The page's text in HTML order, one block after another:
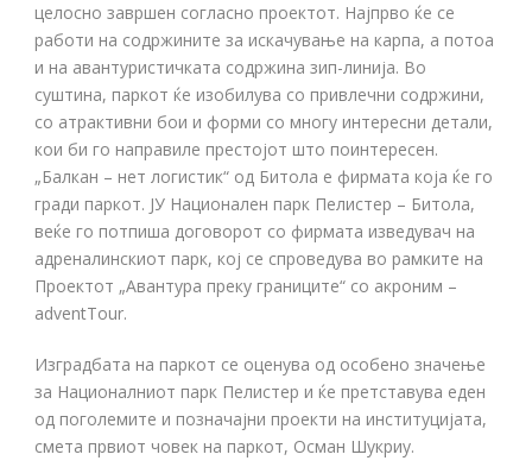
целосно завршен согласно проектот. Најпрво ќе се
работи на содржините за искачување на карпа, а потоа
и на авантуристичката содржина зип-линија. Во
суштина, паркот ќе изобилува со привлечни содржини,
со атрактивни бои и форми со многу интересни детали,
кои би го направиле престојот што поинтересен.
„Балкан – нет логистик“ од Битола е фирмата која ќе го
гради паркот. ЈУ Национален парк Пелистер – Битола,
веќе го потпиша договорот со фирмата изведувач на
адреналинскиот парк, кој се спроведува во рамките на
Проектот „Авантура преку границите“ со акроним –
adventTour.
Изградбата на паркот се оценува од особено значење
за Националниот парк Пелистер и ќе претставува еден
од поголемите и позначајни проекти на институцијата,
смета првиот човек на паркот, Осман Шукриу.